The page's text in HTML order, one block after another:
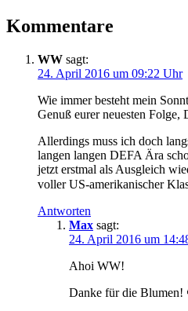
Kommentare
WW sagt:
24. April 2016 um 09:22 Uhr
Wie immer besteht mein
Genuß eurer neuesten Folge,
Allerdings muss ich doch
langen langen DEFA Ära
jetzt erstmal als Ausgleich
voller US-amerikanischer
Antworten
Max sagt:
24. April 2016 um
Ahoi WW!
Danke für die Blumen!